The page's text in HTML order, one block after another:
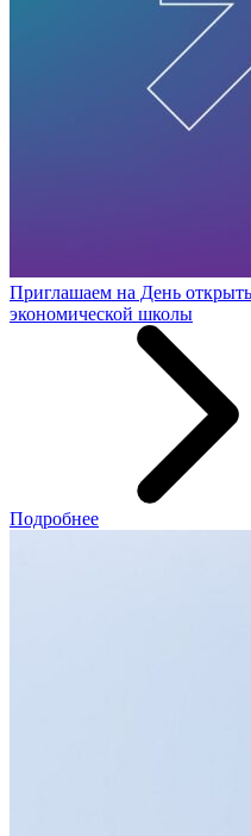
Приглашаем на День
экономической школы
Подробнее